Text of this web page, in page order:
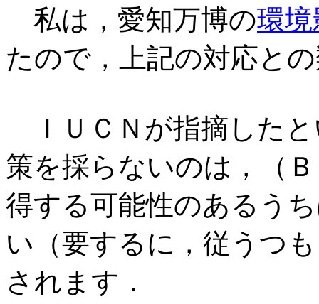
私は，愛知万博の環
たので，上記の対応と
ＩＵＣＮが指摘した
策を採らないのは，（
得する可能性のあるう
い（要するに，従うつ
されます．